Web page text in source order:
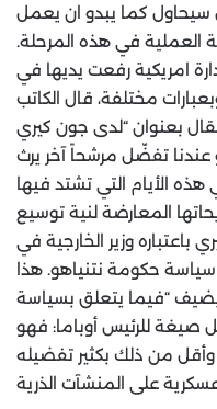
كما يبدو ان يعمل
في هذه المرحلة.
امريكية رفعت يديها في
مختلفة، قال الكاتب
بعنوان “لدى جون كيري
عندنا تفضّل مرشحاً آخر يرث
الأيام التي تشتد فيها
المعارضة لنية توسيع
باعتباره وزير الخارجية في
سياسة حكومة نتنياهو. هذا
“فيما يتعلق بسياسة
صيغة للرئيس أوباما: فهو
من ذلك بكثير تفضيله